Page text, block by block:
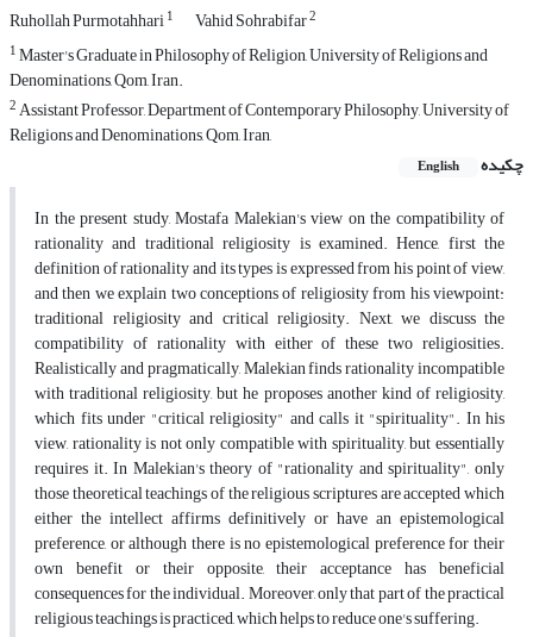
Ruhollah Purmotahhari1 Vahid Sohrabifar2
1Master's Graduate in Philosophy of Religion, University of Religions and
Denominations, Qom, Iran.
2Assistant Professor, Department of Contemporary Philosophy, University of
Religions and Denominations, Qom, Iran,
چکیده
English
In the present study, Mostafa Malekian's view on the compatibility of
rationality and traditional religiosity is examined. Hence, first the
definition of rationality and its types is expressed from his point of view,
and then we explain two conceptions of religiosity from his viewpoint:
traditional religiosity and critical religiosity. Next, we discuss the
compatibility of rationality with either of these two religiosities.
Realistically and pragmatically, Malekian finds rationality incompatible
with traditional religiosity, but he proposes another kind of religiosity,
which fits under "critical religiosity" and calls it "spirituality". In his
view, rationality is not only compatible with spirituality, but essentially
requires it. In Malekian's theory of "rationality and spirituality", only
those theoretical teachings of the religious scriptures are accepted which
either the intellect affirms definitively or have an epistemological
preference, or although there is no epistemological preference for their
own benefit or their opposite, their acceptance has beneficial
consequences for the individual. Moreover, only that part of the practical
religious teachings is practiced, which helps to reduce one's suffering.